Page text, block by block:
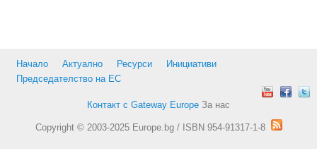
Начало Актуално Ресурси
Инициативи
Председателство на ЕС
Контакт с Gateway Europe За нас
Copyright © 2003-2025 Europe.bg / ISBN 954-91317-1-8